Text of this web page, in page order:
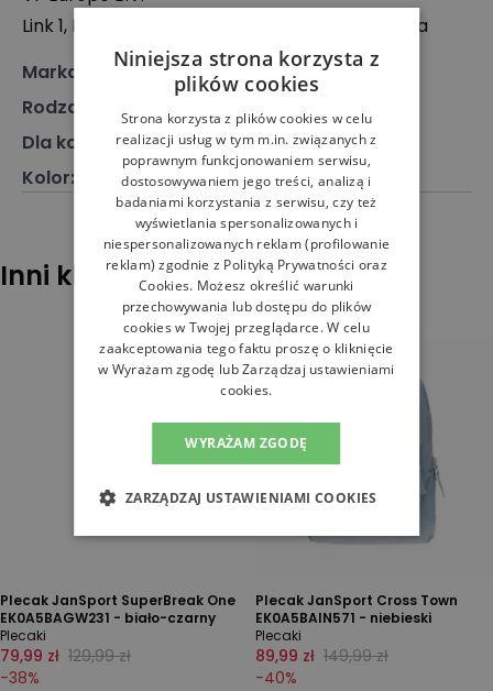
Link 1, Posthofbrug 2-4, 2600 Antwerpen, Belgia
Marka
The North Face
Rodzaj
Akcesoria, Plecak
Dla kogo
Dla każdego
Kolor: Czarny
Inni klienci sprawdzali również
Plecak JanSport SuperBreak One
EK0A5BAGW231 - biało-czarny
Plecaki
79,99 zł 129,99 zł
-38%
Plecak JanSport Cross Town
EK0A5BAIN571 - niebieski
Plecaki
89,99 zł 149,99 zł
-40%
Niniejsza strona korzysta z
plików cookies
Strona korzysta z plików cookies w celu
realizacji usług w tym m.in. związanych z
poprawnym funkcjonowaniem serwisu,
dostosowywaniem jego treści, analizą i
badaniami korzystania z serwisu, czy też
wyświetlania spersonalizowanych i
niespersonalizowanych reklam (profilowanie
reklam) zgodnie z Polityką Prywatności oraz
Cookies. Możesz określić warunki
przechowywania lub dostępu do plików
cookies w Twojej przeglądarce. W celu
zaakceptowania tego faktu proszę o kliknięcie
w Wyrażam zgodę lub Zarządzaj ustawieniami
cookies.
WYRAŻAM ZGODĘ
ZARZĄDZAJ USTAWIENIAMI COOKIES